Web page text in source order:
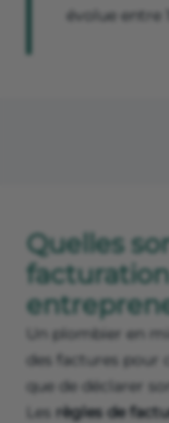
évolue entre
Quelles
Un plombier en
des factures pour
que de déclarer
Les règles de